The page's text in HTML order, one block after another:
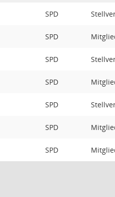
SPD
SPD
SPD
SPD
SPD
SPD
SPD